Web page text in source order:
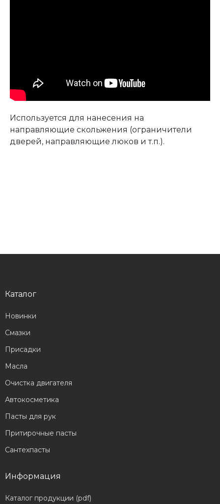
Используется для нанесения на
направляющие скольжения (ограничители
дверей, направляющие люков и т.п.).
Каталог
Новинки
Смазки
Присадки
Масла
Очистка двигателя
Автокосметика
Пасты для рук
Притирочные пасты
Сантехпасты
Информация
Каталог продукции (pdf)